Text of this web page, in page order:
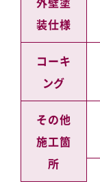
装仕様
コーキ
ング
その他
施工箇
所